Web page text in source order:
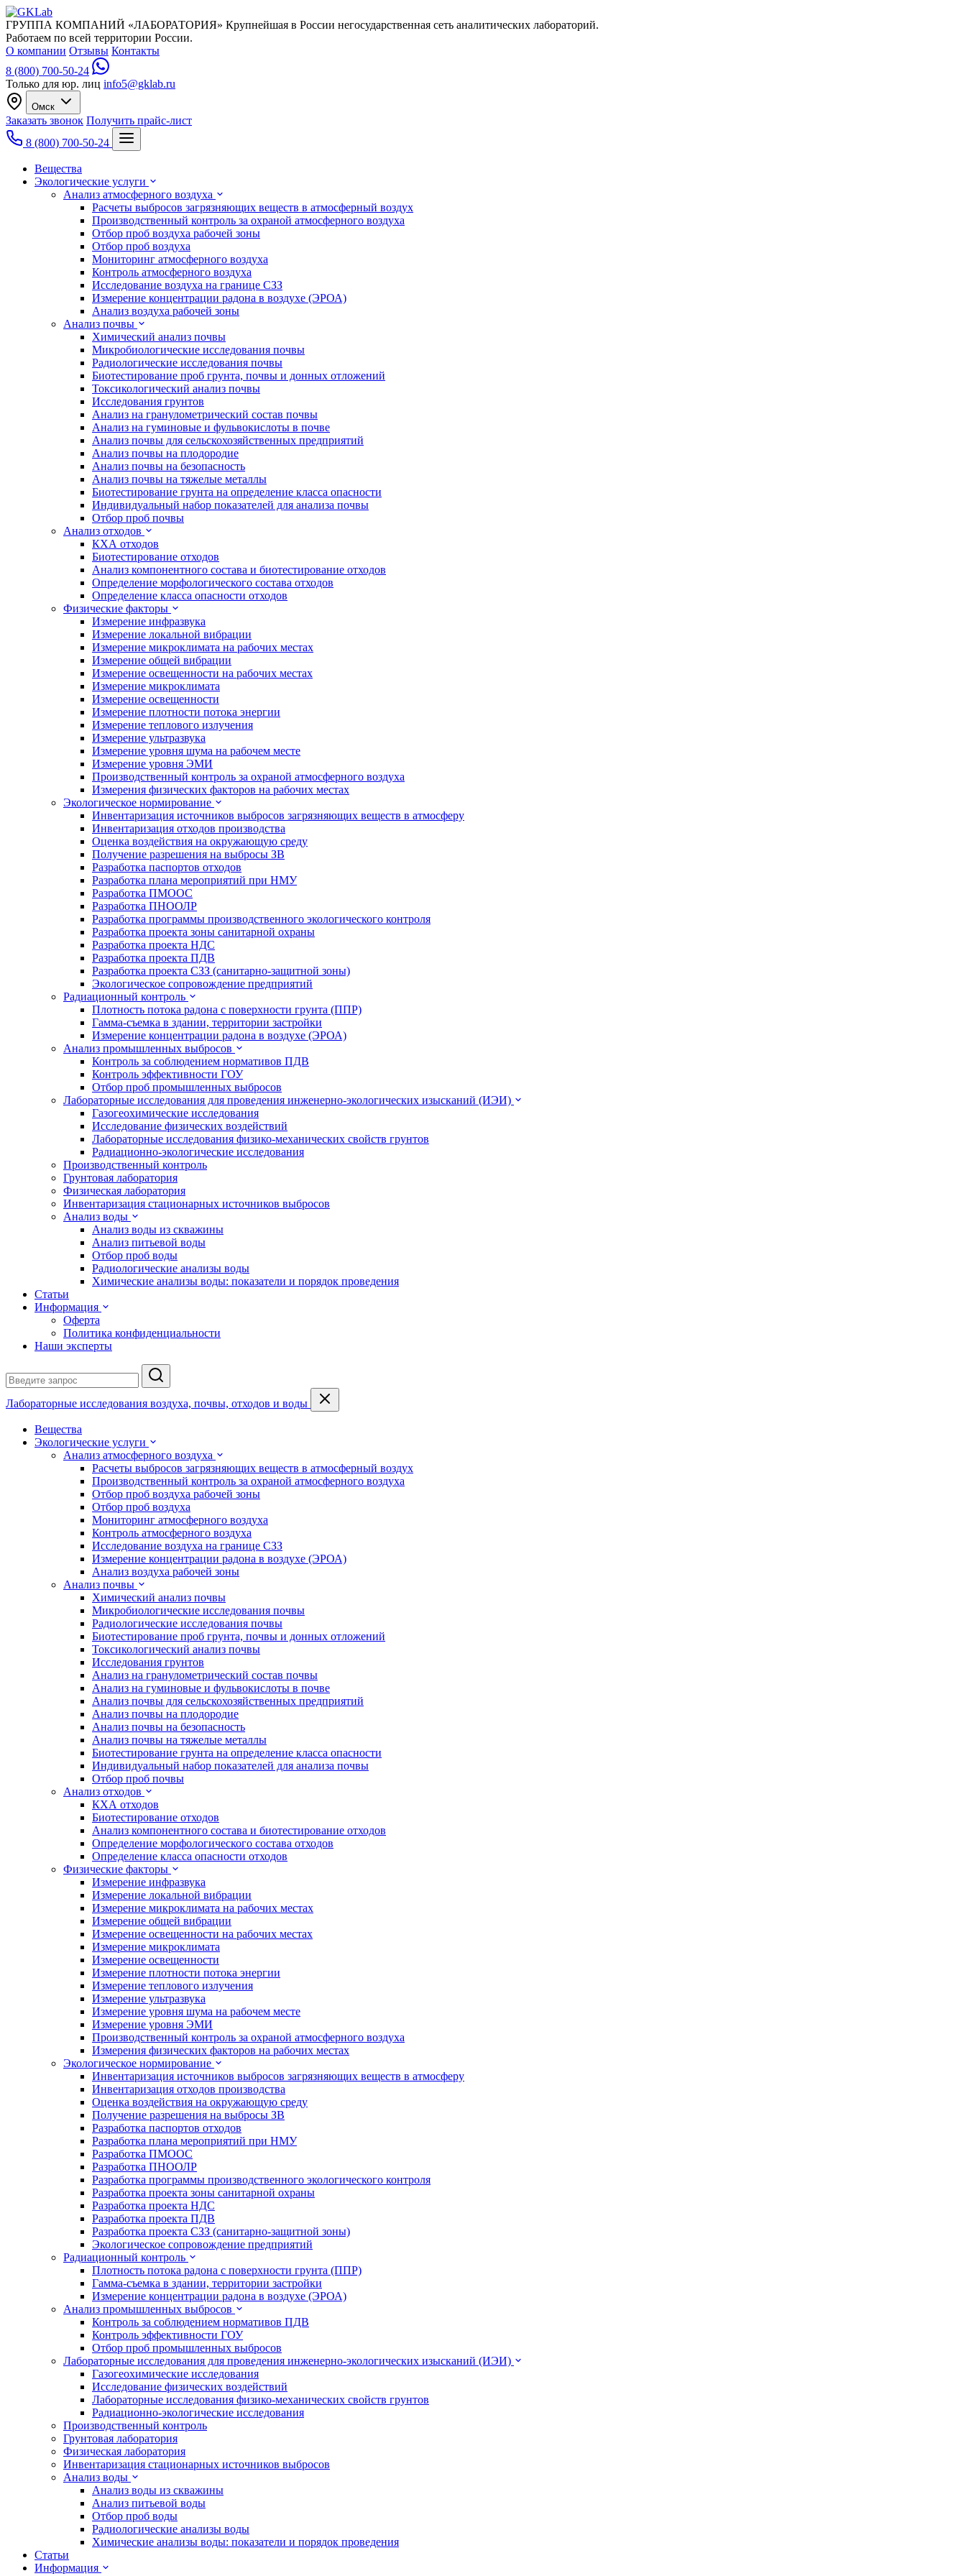
ГРУППА КОМПАНИЙ «ЛАБОРАТОРИЯ» Крупнейшая в России негосударственная сеть аналитических лабораторий.
Работаем по всей территории России.
О компании Отзывы Контакты
8 (800) 700-50-24
Только для юр. лиц info5@gklab.ru
Омск
Заказать звонок Получить прайс-лист
8 (800) 700-50-24
Вещества
Экологические услуги
Анализ атмосферного воздуха
Расчеты выбросов загрязняющих веществ в атмосферный воздух
Производственный контроль за охраной атмосферного воздуха
Отбор проб воздуха рабочей зоны
Отбор проб воздуха
Мониторинг атмосферного воздуха
Контроль атмосферного воздуха
Исследование воздуха на границе СЗЗ
Измерение концентрации радона в воздухе (ЭРОА)
Анализ воздуха рабочей зоны
Анализ почвы
Химический анализ почвы
Микробиологические исследования почвы
Радиологические исследования почвы
Биотестирование проб грунта, почвы и донных отложений
Токсикологический анализ почвы
Исследования грунтов
Анализ на гранулометрический состав почвы
Анализ на гуминовые и фульвокислоты в почве
Анализ почвы для сельскохозяйственных предприятий
Анализ почвы на плодородие
Анализ почвы на безопасность
Анализ почвы на тяжелые металлы
Биотестирование грунта на определение класса опасности
Индивидуальный набор показателей для анализа почвы
Отбор проб почвы
Анализ отходов
КХА отходов
Биотестирование отходов
Анализ компонентного состава и биотестирование отходов
Определение морфологического состава отходов
Определение класса опасности отходов
Физические факторы
Измерение инфразвука
Измерение локальной вибрации
Измерение микроклимата на рабочих местах
Измерение общей вибрации
Измерение освещенности на рабочих местах
Измерение микроклимата
Измерение освещенности
Измерение плотности потока энергии
Измерение теплового излучения
Измерение ультразвука
Измерение уровня шума на рабочем месте
Измерение уровня ЭМИ
Производственный контроль за охраной атмосферного воздуха
Измерения физических факторов на рабочих местах
Экологическое нормирование
Инвентаризация источников выбросов загрязняющих веществ в атмосферу
Инвентаризация отходов производства
Оценка воздействия на окружающую среду
Получение разрешения на выбросы ЗВ
Разработка паспортов отходов
Разработка плана мероприятий при НМУ
Разработка ПМООС
Разработка ПНООЛР
Разработка программы производственного экологического контроля
Разработка проекта зоны санитарной охраны
Разработка проекта НДС
Разработка проекта ПДВ
Разработка проекта СЗЗ (санитарно-защитной зоны)
Экологическое сопровождение предприятий
Радиационный контроль
Плотность потока радона с поверхности грунта (ППР)
Гамма-съемка в здании, территории застройки
Измерение концентрации радона в воздухе (ЭРОА)
Анализ промышленных выбросов
Контроль за соблюдением нормативов ПДВ
Контроль эффективности ГОУ
Отбор проб промышленных выбросов
Лабораторные исследования для проведения инженерно-экологических изысканий (ИЭИ)
Газогеохимические исследования
Исследование физических воздействий
Лабораторные исследования физико-механических свойств грунтов
Радиационно-экологические исследования
Производственный контроль
Грунтовая лаборатория
Физическая лаборатория
Инвентаризация стационарных источников выбросов
Анализ воды
Анализ воды из скважины
Анализ питьевой воды
Отбор проб воды
Радиологические анализы воды
Химические анализы воды: показатели и порядок проведения
Статьи
Информация
Оферта
Политика конфиденциальности
Наши эксперты
Лабораторные исследования воздуха, почвы, отходов и воды
Вещества
Экологические услуги
Анализ атмосферного воздуха
Расчеты выбросов загрязняющих веществ в атмосферный воздух
Производственный контроль за охраной атмосферного воздуха
Отбор проб воздуха рабочей зоны
Отбор проб воздуха
Мониторинг атмосферного воздуха
Контроль атмосферного воздуха
Исследование воздуха на границе СЗЗ
Измерение концентрации радона в воздухе (ЭРОА)
Анализ воздуха рабочей зоны
Анализ почвы
Химический анализ почвы
Микробиологические исследования почвы
Радиологические исследования почвы
Биотестирование проб грунта, почвы и донных отложений
Токсикологический анализ почвы
Исследования грунтов
Анализ на гранулометрический состав почвы
Анализ на гуминовые и фульвокислоты в почве
Анализ почвы для сельскохозяйственных предприятий
Анализ почвы на плодородие
Анализ почвы на безопасность
Анализ почвы на тяжелые металлы
Биотестирование грунта на определение класса опасности
Индивидуальный набор показателей для анализа почвы
Отбор проб почвы
Анализ отходов
КХА отходов
Биотестирование отходов
Анализ компонентного состава и биотестирование отходов
Определение морфологического состава отходов
Определение класса опасности отходов
Физические факторы
Измерение инфразвука
Измерение локальной вибрации
Измерение микроклимата на рабочих местах
Измерение общей вибрации
Измерение освещенности на рабочих местах
Измерение микроклимата
Измерение освещенности
Измерение плотности потока энергии
Измерение теплового излучения
Измерение ультразвука
Измерение уровня шума на рабочем месте
Измерение уровня ЭМИ
Производственный контроль за охраной атмосферного воздуха
Измерения физических факторов на рабочих местах
Экологическое нормирование
Инвентаризация источников выбросов загрязняющих веществ в атмосферу
Инвентаризация отходов производства
Оценка воздействия на окружающую среду
Получение разрешения на выбросы ЗВ
Разработка паспортов отходов
Разработка плана мероприятий при НМУ
Разработка ПМООС
Разработка ПНООЛР
Разработка программы производственного экологического контроля
Разработка проекта зоны санитарной охраны
Разработка проекта НДС
Разработка проекта ПДВ
Разработка проекта СЗЗ (санитарно-защитной зоны)
Экологическое сопровождение предприятий
Радиационный контроль
Плотность потока радона с поверхности грунта (ППР)
Гамма-съемка в здании, территории застройки
Измерение концентрации радона в воздухе (ЭРОА)
Анализ промышленных выбросов
Контроль за соблюдением нормативов ПДВ
Контроль эффективности ГОУ
Отбор проб промышленных выбросов
Лабораторные исследования для проведения инженерно-экологических изысканий (ИЭИ)
Газогеохимические исследования
Исследование физических воздействий
Лабораторные исследования физико-механических свойств грунтов
Радиационно-экологические исследования
Производственный контроль
Грунтовая лаборатория
Физическая лаборатория
Инвентаризация стационарных источников выбросов
Анализ воды
Анализ воды из скважины
Анализ питьевой воды
Отбор проб воды
Радиологические анализы воды
Химические анализы воды: показатели и порядок проведения
Статьи
Информация